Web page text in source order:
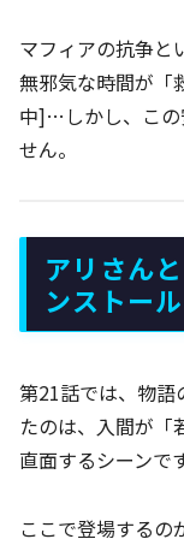
マフィアの抗争と
無邪気な時間が「
中]…しかし、この
せん。
アリさん
ンストー
第21話では、物語
たのは、入間が「
直面するシーンです
ここで登場するの